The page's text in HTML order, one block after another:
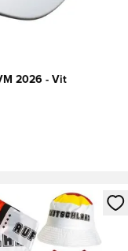
2026 - Vit
för att logga in eller